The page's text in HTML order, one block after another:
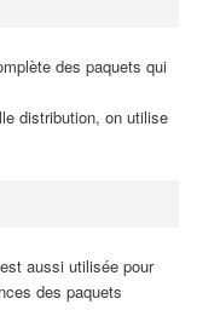
des paquets qui
distribution, on utilise
aussi utilisée pour
des paquets